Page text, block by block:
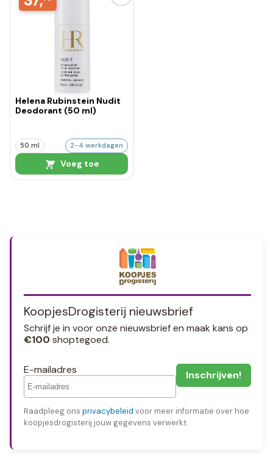
Helena Rubinstein Nudit
Deodorant (50 ml)
50 ml 2-4 werkdagen
Voeg toe
KoopjesDrogisterij nieuwsbrief
Schrijf je in voor onze nieuwsbrief en maak kans op
€100 shoptegoed.
E-mailadres
Raadpleeg ons privacybeleid voor meer informatie over hoe
koopjesdrogisterij jouw gegevens verwerkt.